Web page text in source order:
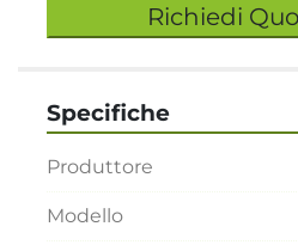
Richiedi
Specifiche
Produttore
Modello